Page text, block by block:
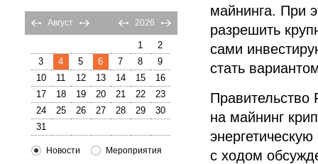
майнинга. При
разрешить
сами
стать
Правительство
на майнинг
с ходом
Август 2026
1
2
3
4 5 6 7 8
9
10
11 12 13 14 15
16
17
18 19 20 21 22
23
24
25 26 27 28 29
30
31
Новости Мероприятия